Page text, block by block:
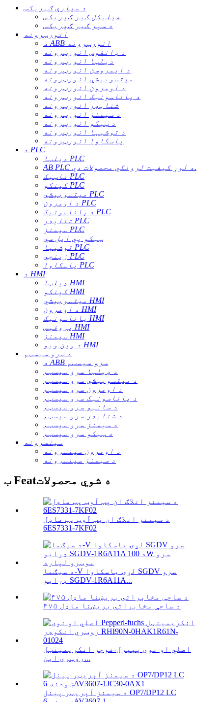
د سیارې ګیربکس
هیلیکل ګیر ګیربکس
د سپر ګیر ګیربکس
انورټرونه
د ABB انورټرونه
د ډانفوس انورټرونه
دیلټا انورټرونه
د ایمروسن انورټرونه
میتسوبیشي انورټرونه
د اومرون انورټرونه
د پاناسونیک انورټرونه
شنایډر انورټرونه
د سیمنز انورټرونه
د ټیکو انورټرونه
د توشیبا انورټرونه
یاسکاوا انورټرونه
د PLC
ډیلټا PLC
AB PLC د لوړ کیفیت لرونکي محصولات دي.
فاټیک PLC
کینکو PLC
میتسوبیشي PLC
د اومرون PLC
د پاناسونیک PLC
شنایډر PLC
سیمنز PLC
ټیکو پي ایل سي
توشیبا PLC
زینجي PLC
یاسکاوا PLC
د HMI
ډیلټا HMI
کینکو HMI
میتسوبیشي HMI
د اومرون HMI
پاناسونیک HMI
پروفیس HMI
سیمنز HMI
د وین ویو HMI
د سرو سیسټم
د ABB سرو سیسټم
د ډیلټا سرو سیسټم
د میتسوبیشي سرو سیسټم
د اومرون سرو سیسټم
د پاناسونیک سرو سیسټم
د سانیو سرو سیسټم
د شنایډر سرو سیسټم
د سیمنز سرو سیسټم
د ټیکو سرو سیسټم
سینسرونه
د اومرون سینسرونه
د سیمنز سینسرونه
ب Featه شوي محصولات
د سیمنز انلاګ ان پټ آوټ پټ ماډل
6ES7331-7KF02
د سیګما-V لړۍ یاسکاوا SGDV سرو
ډرایو SGDV-1R6A11A...
۴۷۵ د ساحې مخابراتي بریښنا ماډل
اصلي او نوي پیپرل-فوچز انکریمینټل
روټري این...
د سیمنز آپریټر پینل OP7/DP12 LC